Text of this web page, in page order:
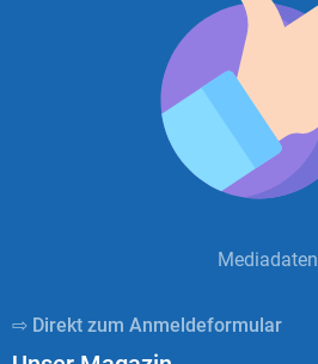
Mediadaten
⇨ Direkt zum Anmeldeformular